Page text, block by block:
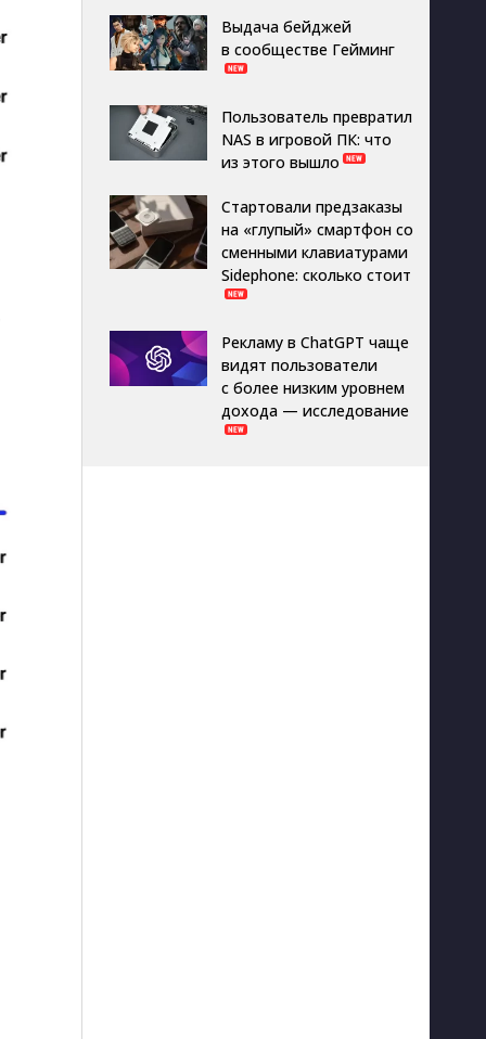
Выдача бейджей
в сообществе Гейминг
Пользователь превратил
NAS в игровой ПК: что
из этого вышло
Стартовали предзаказы
на «глупый» смартфон со
сменными клавиатурами
Sidephone: сколько стоит
Рекламу в ChatGPT чаще
видят пользователи
с более низким уровнем
дохода — исследование